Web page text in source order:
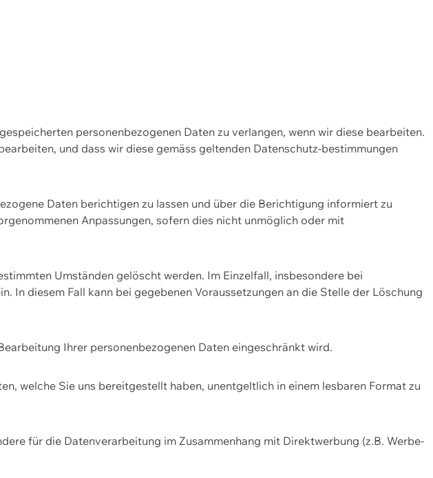
personenbezogenen Daten zu verlangen, wenn wir diese bearbeiten.
und dass wir diese gemäss geltenden Datenschutz-bestimmungen
Daten berichtigen zu lassen und über die Berichtigung informiert zu
Anpassungen, sofern dies nicht unmöglich oder mit
Umständen gelöscht werden. Im Einzelfall, insbesondere bei
In diesem Fall kann bei gegebenen Voraussetzungen an die Stelle der Löschung
Ihrer personenbezogenen Daten eingeschränkt wird.
welche Sie uns bereitgestellt haben, unentgeltlich in einem lesbaren Format zu
für die Datenverarbeitung im Zusammenhang mit Direktwerbung (z.B. Werbe-